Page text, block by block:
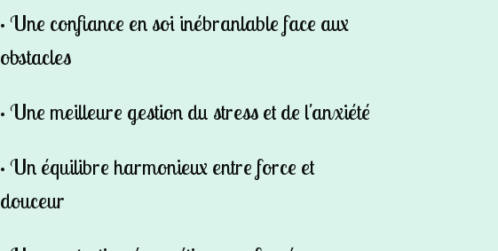
• Une confiance en soi inébranlable face aux
obstacles
• Une meilleure gestion du stress et de l'anxiété
• Un équilibre harmonieux entre force et
douceur